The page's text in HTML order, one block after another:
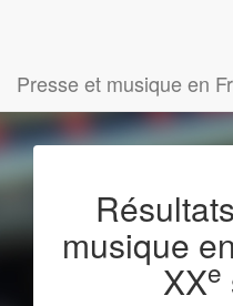
Presse et musique en
musique
XXe